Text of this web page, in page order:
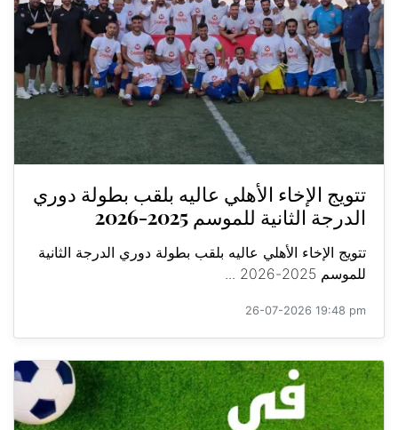
تتويج الإخاء الأهلي عاليه بلقب بطولة دوري
الدرجة الثانية للموسم 2025-2026
تتويج الإخاء الأهلي عاليه بلقب بطولة دوري الدرجة الثانية
للموسم 2025-2026 ...
26-07-2026 19:48 pm